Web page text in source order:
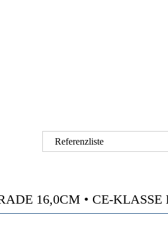
Referenzliste
16,0CM • CE-KLASSE